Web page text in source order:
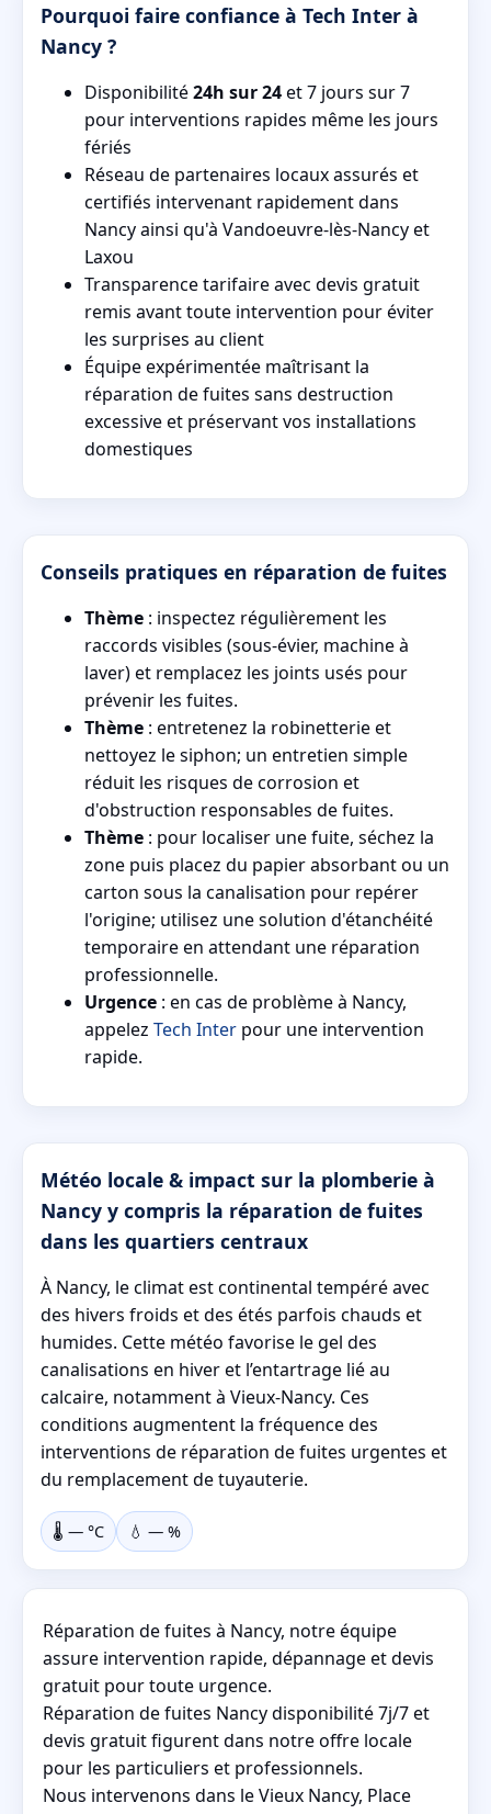
Pourquoi faire confiance à Tech Inter à
Nancy ?
Disponibilité24h sur 24et 7 jours sur 7
pour interventions rapides même les jours
fériés
Réseau de partenaires locaux assurés et
certifiés intervenant rapidement dans
Nancy ainsi qu'à Vandoeuvre-lès-Nancy et
Laxou
Transparence tarifaire avec devis gratuit
remis avant toute intervention pour éviter
les surprises au client
Équipe expérimentée maîtrisant la
réparation de fuites sans destruction
excessive et préservant vos installations
domestiques
Conseils pratiques en réparation de fuites
Thème : inspectez régulièrement les
raccords visibles (sous-évier, machine à
laver) et remplacez les joints usés pour
prévenir les fuites.
Thème : entretenez la robinetterie et
nettoyez le siphon; un entretien simple
réduit les risques de corrosion et
d'obstruction responsables de fuites.
Thème : pour localiser une fuite, séchez la
zone puis placez du papier absorbant ou un
carton sous la canalisation pour repérer
l'origine; utilisez une solution d'étanchéité
temporaire en attendant une réparation
professionnelle.
Urgence : en cas de problème à Nancy,
appelez Tech Inter pour une intervention
rapide.
Météo locale & impact sur la plomberie à
Nancy y compris la réparation de fuites
dans les quartiers centraux
À Nancy, le climat est continental tempéré avec
des hivers froids et des étés parfois chauds et
humides. Cette météo favorise le gel des
canalisations en hiver et l’entartrage lié au
calcaire, notamment à Vieux-Nancy. Ces
conditions augmentent la fréquence des
interventions de réparation de fuites urgentes et
du remplacement de tuyauterie.
🌡️ — °C 💧 — %
Réparation de fuites à Nancy, notre équipe
assure intervention rapide, dépannage et devis
gratuit pour toute urgence.
Réparation de fuites Nancy disponibilité 7j/7 et
devis gratuit figurent dans notre offre locale
pour les particuliers et professionnels.
Nous intervenons dans le Vieux Nancy, Place